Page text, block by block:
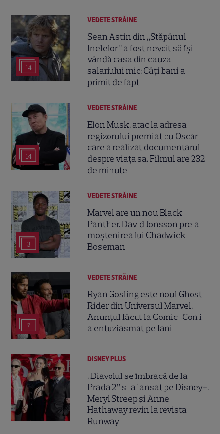
14
VEDETE STRĂINE
Sean Astin din „Stăpânul
Inelelor” a fost nevoit să își
vândă casa din cauza
salariului mic: Câți bani a
primit de fapt
14
VEDETE STRĂINE
Elon Musk, atac la adresa
regizorului premiat cu Oscar
care a realizat documentarul
despre viața sa. Filmul are 232
de minute
3
VEDETE STRĂINE
Marvel are un nou Black
Panther. David Jonsson preia
moștenirea lui Chadwick
Boseman
7
VEDETE STRĂINE
Ryan Gosling este noul Ghost
Rider din Universul Marvel.
Anunțul făcut la Comic-Con i-
a entuziasmat pe fani
DISNEY PLUS
„Diavolul se îmbracă de la
Prada 2” s-a lansat pe Disney+.
Meryl Streep și Anne
Hathaway revin la revista
Runway